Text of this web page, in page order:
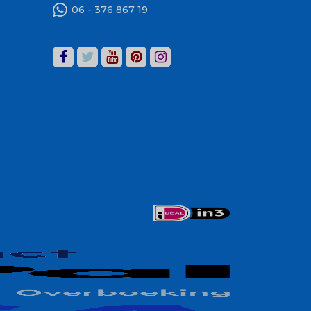
06 - 376 867 19